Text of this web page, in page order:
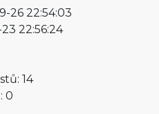
26 22:54:03
22:56:24
14
0